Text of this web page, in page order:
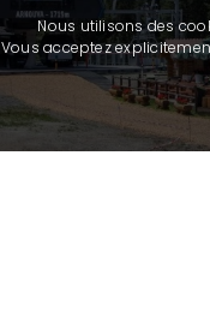
Nous utilisons des
Vous acceptez